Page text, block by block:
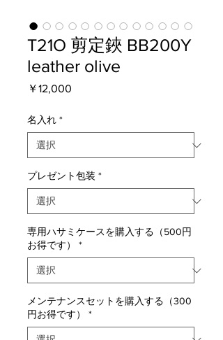
T21O 剪定鋏 BB200Y
leather olive
￥12,000
名入れ *
プレゼント包装 *
専用ハサミケースを購入する（500円
お得です）
*
メンテナンスセットを購入する（300
円お得です）
*